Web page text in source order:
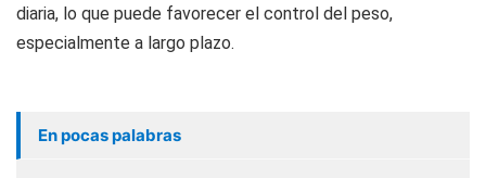
diaria, lo que puede favorecer el control del peso,
especialmente a largo plazo.
En pocas palabras